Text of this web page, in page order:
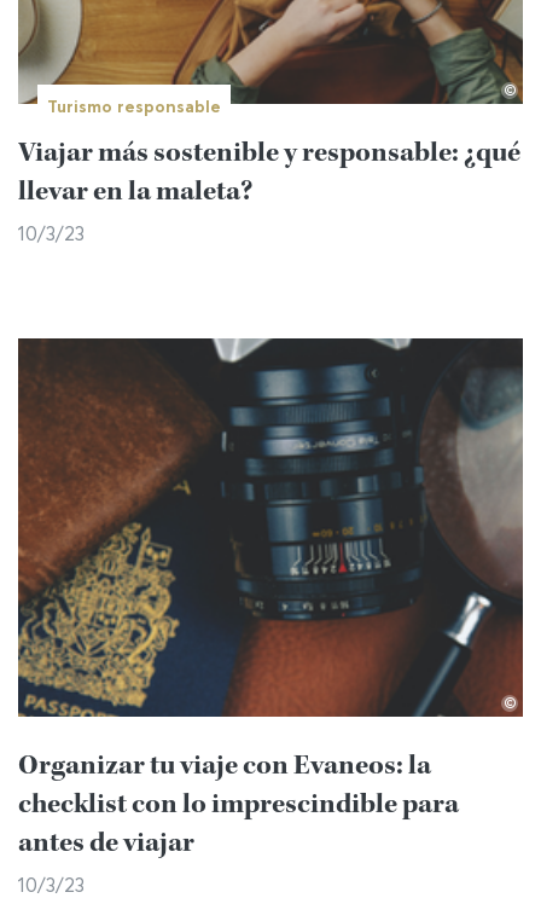
©
Turismo responsable
Viajar más sostenible y responsable: ¿qué
llevar en la maleta?
10/3/23
©
Organizar tu viaje con Evaneos: la
checklist con lo imprescindible para
antes de viajar
10/3/23